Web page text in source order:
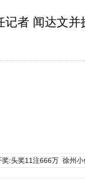
者 闻达文并
:头奖11注666万 徐州